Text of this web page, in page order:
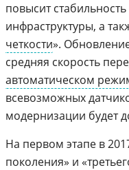
повысит
инфраструктуры, а
четкости».
средняя скорость
автоматическом
всевозможных
модернизации будет
На первом этапе в
поколения» и